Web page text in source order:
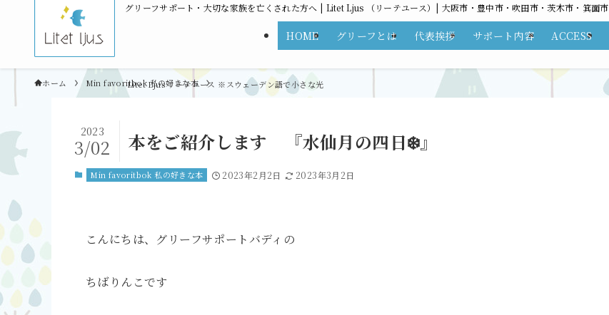
グリーフサポート・大切な家族を亡くされた方へ | Litet Ljus （リーテユース）| 大阪市・豊中市・吹田市・茨木市・箕面市
HOME グリーフとは 代表挨拶 サポート内容 ACCESS
ホーム Min favoritbok 私の好きな本
本をご紹介します 『水仙月の四日❄️』
2023
3/02
Min favoritbok 私の好きな本 2023年2月2日 2023年3月2日
こんにちは、グリーフサポートバディの
ちばりんこです